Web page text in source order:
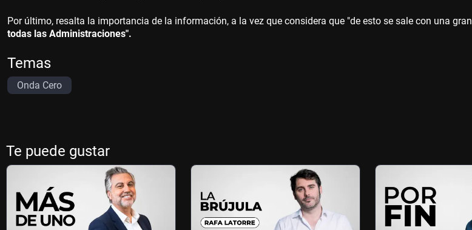
Por último, resalta la importancia de la información, a la vez que considera que "de esto se sale con una gran
todas las Administraciones".
Temas
Onda Cero
Te puede gustar